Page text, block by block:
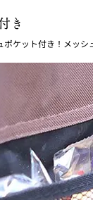
き
ケット付き！メッシ